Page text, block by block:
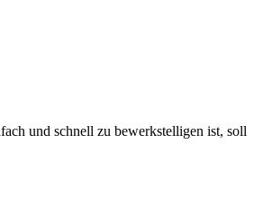
und schnell zu bewerkstelligen ist, soll